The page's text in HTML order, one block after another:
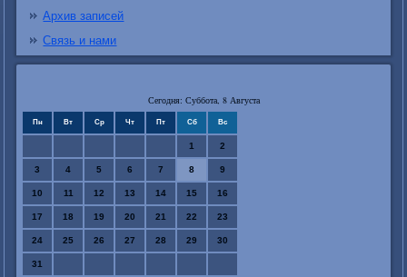
Архив записей
Связь и нами
Сегодня: Суббота, 8 Августа
Пн Вт Ср Чт Пт Сб Вс
1 2
3 4 5 6 7 8 9
10 11 12 13 14 15 16
17 18 19 20 21 22 23
24 25 26 27 28 29 30
31